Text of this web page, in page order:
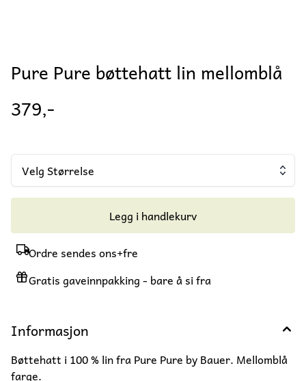
Pure Pure bøttehatt lin mellomblå
379,-
Velg Størrelse
Legg i handlekurv
Ordre sendes ons+fre
Gratis gaveinnpakking - bare å si fra
Informasjon
Bøttehatt i 100 % lin fra Pure Pure by Bauer. Mellomblå
farge.